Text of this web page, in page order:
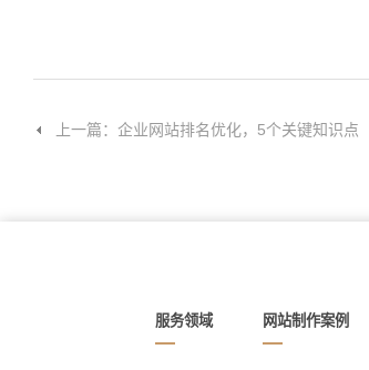
上一篇：企业网站排名优化，5个关键知识点
服务领域 网站制作案例